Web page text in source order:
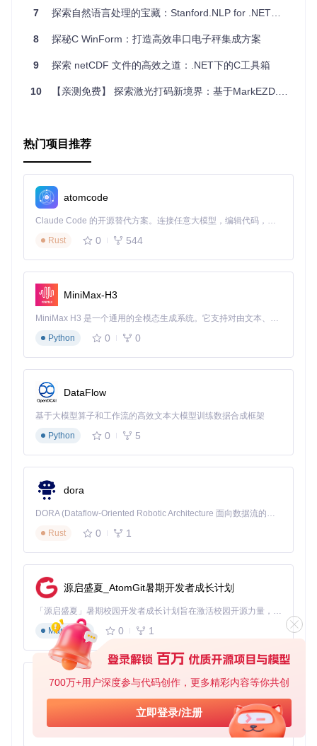
700万+用户深度参与代码创作，更多精彩内容等你共创
立即登录/注册
跨语言服务封装: 在C++服务端应用中嵌入.NET微服务逻
教育与研究: 作为教学案例，展示如何在不同语言间建立桥
接，促进理解现代软件架构的多样性。
项目特点
利。
性能优化: 直接在进程内执行，减少不必要的上下文切换，
提升了整体应用效率。
灵活性高
件，增强了应用的动态性。
教育资源丰富: 伴随详细文档和示例，即便是初学者也能快
藏项目。让我们一起跨越语言的局限，探索技术更广阔的天
地，携手创造更加精彩的软件世界。立即加入
探索之旅，启程未来！
7 探索自然语言处理的宝藏：Stanford.NLP for .NET新时代
8 探秘C WinForm：打造高效串口电子秤集成方案
9 探索 netCDF 文件的高效之道：.NET下的C工具箱
10 【亲测免费】 探索激光打码新境界：基于MarkEZD.dll的高效解决方案
热门项目推荐
atomcode
Claude Code 的开源替代方案。连接任意大模型，编辑代码，运行命令，自动验证 — 全自动执行。用 Rust 构建，极致性能。 ｜ An open-source alternative to Claude Code. Connect any LLM, edit code, run commands, and verify changes — autonomously. Built in Rust for speed. Get Started
Rust
0 544
MiniMax-H3
MiniMax H3 是一个通用的全模态生成系统。它支持对由文本、图像、视频和音频组成的多模态上下文进行统一理解，并能生成分辨率高达 2K、时长可达 15 秒的带原生立体声音频的视频。得益于面向任务泛化的系统设计，H3 在预训练阶段就已具备广泛的多模态上下文理解与生成能力，能够出色地执行复杂的多模态指令。
Python
0 0
DataFlow
基于大模型算子和工作流的高效文本大模型训练数据合成框架
Python
0 5
dora
DORA (Dataflow-Oriented Robotic Architecture 面向数据流的机器人架构) 是为 AI 与具身智能机器人打造的高性能开发框架，以数据流范式重构开发逻辑，原生支持分布式部署与端边云协同 —— 无需复杂适配，即可实现一体端到端具身大小脑、VLA等模型部署，无缝衔接感知、推理、控制全链路，让 AI 能力与机器人动作深度融合。 依托 Rust 内核与零拷贝通信技术，它将具身大小脑、VLA等模型推理、多模态数据融合延迟压缩至微秒级，同时兼容 ROS2 生态与国产 AI 芯片，彻底降低具身智能机器人的开发门槛，让分布式部署下的 AI 赋能创新更高效、更灵活。
Rust
0 1
源启盛夏_AtomGit暑期开发者成长计划
「源启盛夏」暑期校园开发者成长计划旨在激活校园开源力量，通过积分激励、认证扶持、资源倾斜等形式，引导高校组织和开发者完成「入驻 — 建项目 — 做贡献 — 获认证 — 得资源」的完整闭环。无论你是想带领社团入驻平台的组织者，还是希望用代码贡献证明自己的开发者，都能在这里找到属于你的成长路径。
Markdown
0 1
py-xiaozhi
基于Python的Xiaozhi AI，适用于想要完整Xiaozhi体验而无需拥有专用硬件的用户。
Python
0 1